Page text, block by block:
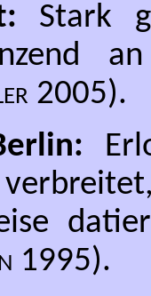
Stark
2005).
1995).